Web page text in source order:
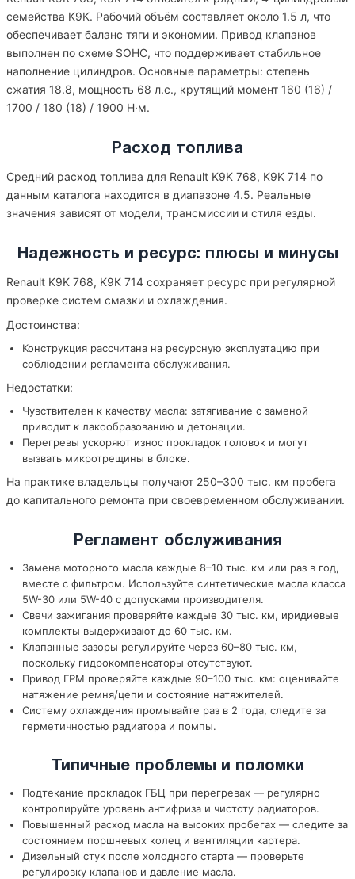
семейства K9K. Рабочий объём составляет около 1.5 л, что
обеспечивает баланс тяги и экономии. Привод клапанов
выполнен по схеме SOHC, что поддерживает стабильное
наполнение цилиндров. Основные параметры: степень
сжатия 18.8, мощность 68 л.с., крутящий момент 160 (16) /
1700 / 180 (18) / 1900 Н·м.
Расход топлива
Средний расход топлива для Renault K9K 768, K9K 714 по
данным каталога находится в диапазоне 4.5. Реальные
значения зависят от модели, трансмиссии и стиля езды.
Надежность и ресурс: плюсы и минусы
Renault K9K 768, K9K 714 сохраняет ресурс при регулярной
проверке систем смазки и охлаждения.
Достоинства:
Конструкция рассчитана на ресурсную эксплуатацию при
соблюдении регламента обслуживания.
Недостатки:
Чувствителен к качеству масла: затягивание с заменой
приводит к лакообразованию и детонации.
Перегревы ускоряют износ прокладок головок и могут
вызвать микротрещины в блоке.
На практике владельцы получают 250–300 тыс. км пробега
до капитального ремонта при своевременном обслуживании.
Регламент обслуживания
Замена моторного масла каждые 8–10 тыс. км или раз в год,
вместе с фильтром. Используйте синтетические масла класса
5W-30 или 5W-40 с допусками производителя.
Свечи зажигания проверяйте каждые 30 тыс. км, иридиевые
комплекты выдерживают до 60 тыс. км.
Клапанные зазоры регулируйте через 60–80 тыс. км,
поскольку гидрокомпенсаторы отсутствуют.
Привод ГРМ проверяйте каждые 90–100 тыс. км: оценивайте
натяжение ремня/цепи и состояние натяжителей.
Систему охлаждения промывайте раз в 2 года, следите за
герметичностью радиатора и помпы.
Типичные проблемы и поломки
Подтекание прокладок ГБЦ при перегревах — регулярно
контролируйте уровень антифриза и чистоту радиаторов.
Повышенный расход масла на высоких пробегах — следите за
состоянием поршневых колец и вентиляции картера.
Дизельный стук после холодного старта — проверьте
регулировку клапанов и давление масла.